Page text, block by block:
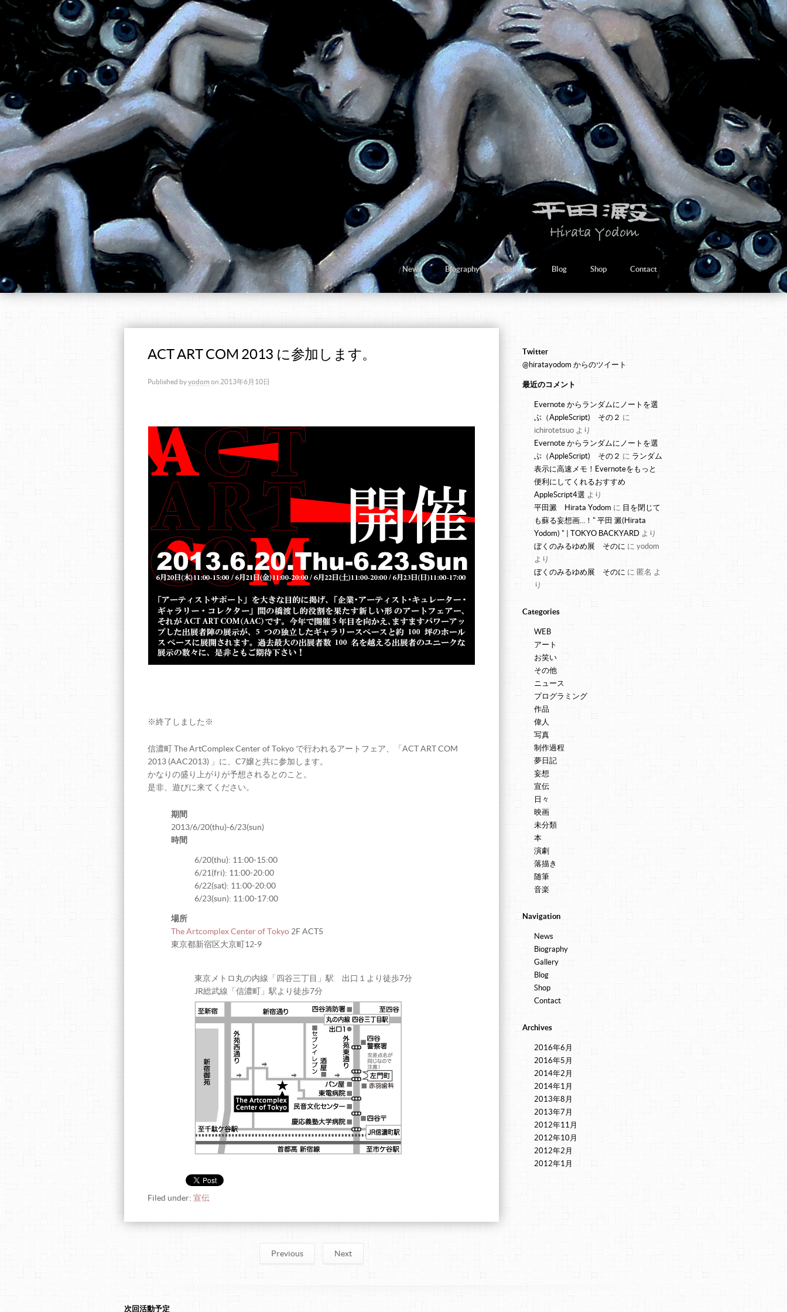
News Biography Gallery Blog Shop Contact
ACT ART COM 2013 に参加します。
Published byyodom on 2013年6月10日
※終了しました※
信濃町 The ArtComplex Center of Tokyo で行われるアートフェア、「ACT ART COM
2013 (AAC2013) 」に、C7嬢と共に参加します。
かなりの盛り上がりが予想されるとのこと。
是非、遊びに来てください。
期間
2013/6/20(thu)-6/23(sun)
時間
6/20(thu): 11:00-15:00
6/21(fri): 11:00-20:00
6/22(sat): 11:00-20:00
6/23(sun): 11:00-17:00
場所
The Artcomplex Center of Tokyo 2F ACT5
東京都新宿区大京町12-9
東京メトロ丸の内線「四谷三丁目」駅 出口１より徒歩7分
JR総武線「信濃町」駅より徒歩7分
Filed under: 宣伝
Previous Next
Twitter
@hiratayodom からのツイート
最近のコメント
Evernote からランダムにノートを選
ぶ（AppleScript) その２ に
ichirotetsuo より
Evernote からランダムにノートを選
ぶ（AppleScript) その２ に ランダム
表示に高速メモ！Evernoteをもっと
便利にしてくれるおすすめ
AppleScript4選 より
平田澱 Hirata Yodom に 目を閉じて
も蘇る妄想画…！" 平田 澱(Hirata
Yodom) " | TOKYO BACKYARD より
ぼくのみるゆめ展 そのに に yodom
より
ぼくのみるゆめ展 そのに に 匿名 よ
り
Categories
WEB
アート
お笑い
その他
ニュース
プログラミング
作品
偉人
写真
制作過程
夢日記
妄想
宣伝
日々
映画
未分類
本
演劇
落描き
随筆
音楽
Navigation
News
Biography
Gallery
Blog
Shop
Contact
Archives
2016年6月
2016年5月
2014年2月
2014年1月
2013年8月
2013年7月
2012年11月
2012年10月
2012年2月
2012年1月
次回活動予定